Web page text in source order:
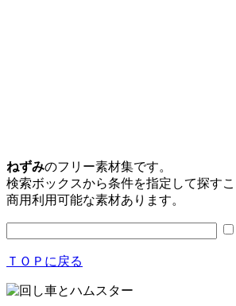
ねずみのフリー素材集です。
検索ボックスから条件を指定して探すこ
商用利用可能な素材あります。
ＴＯＰに戻る